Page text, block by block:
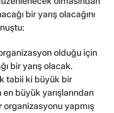
bir yarış olacağını
olduğu için
bir yarış olacak.
tabii ki büyük bir
büyük yarışlarından
organizasyonu yapmış